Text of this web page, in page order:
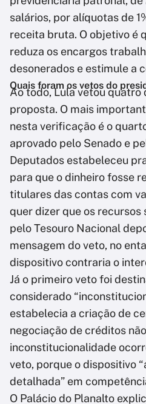
salários, por alíquotas de
receita bruta. O objetivo é
reduza os encargos
desonerados e estimule a
Quais foram os vetos do
Ao todo, Lula vetou quatro
proposta. O mais
nesta verificação é o
aprovado pelo Senado e
Deputados estabeleceu
para que o dinheiro fosse
titulares das contas com
quer dizer que os
pelo Tesouro Nacional
mensagem do veto, no
dispositivo contraria o
Já o primeiro veto foi
considerado
estabelecia a criação de
negociação de créditos
inconstitucionalidade
veto, porque o dispositivo
detalhada” em
O Palácio do Planalto